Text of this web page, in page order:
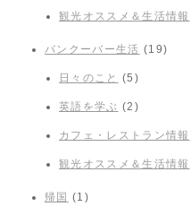
観光オススメ＆生活情報
バンクーバー生活 (19)
日々のこと (5)
英語を学ぶ (2)
カフェ・レストラン情報
観光オススメ＆生活情報
帰国 (1)